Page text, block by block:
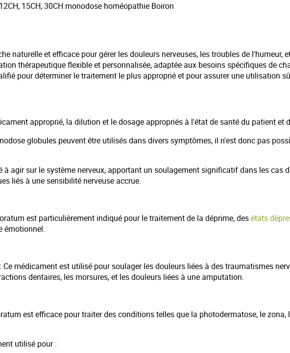
15CH, 30CH monodose homéopathie Boiron
naturelle et efficace pour gérer les douleurs nerveuses, les troubles de l'humeur,
thérapeutique flexible et personnalisée, adaptée aux besoins spécifiques de
pour déterminer le traitement le plus approprié et pour assurer une utilisation
approprié, la dilution et le dosage appropriés à l'état de santé du patient et
globules peuvent être utilisés dans divers symptômes, il n'est donc pas
à agir sur le système nerveux, apportant un soulagement significatif dans les cas
liés à une sensibilité nerveuse accrue.
est particulièrement indiqué pour le traitement de la déprime, desétats
émotionnel.
: Ce médicament est utilisé pour soulager les douleurs liées à des traumatismes
dentaires, les morsures, et les douleurs liées à une amputation.
est efficace pour traiter des conditions telles que la photodermatose, le
utilisé pour :